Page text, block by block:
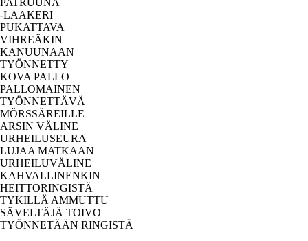
-LAAKERI
PUKATTAVA
VIHREÄKIN
KANUUNAAN
TYÖNNETTY
KOVA PALLO
PALLOMAINEN
TYÖNNETTÄVÄ
MÖRSSÄREILLE
ARSIN VÄLINE
URHEILUSEURA
LUJAA MATKAAN
URHEILUVÄLINE
KAHVALLINENKIN
HEITTORINGISTÄ
TYKILLÄ AMMUTTU
SÄVELTÄJÄ TOIVO
TYÖNNETÄÄN RINGISTÄ